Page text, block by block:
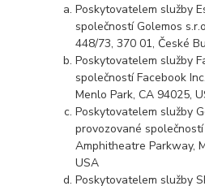
Poskytovatelem služby
společností Golemos
448/73, 370 01, České
Poskytovatelem služby
společností Facebook
Menlo Park, CA 94025,
Poskytovatelem služby
provozované
Amphitheatre Parkway,
USA
Poskytovatelem služby